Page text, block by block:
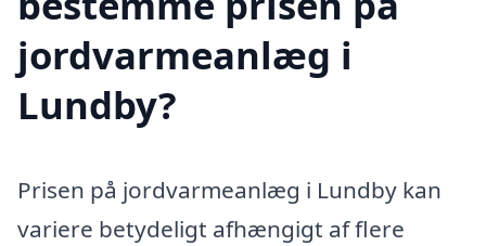
jordvarmeanlæg i
Lundby?
Prisen på jordvarmeanlæg i Lundby kan
variere betydeligt afhængigt af flere